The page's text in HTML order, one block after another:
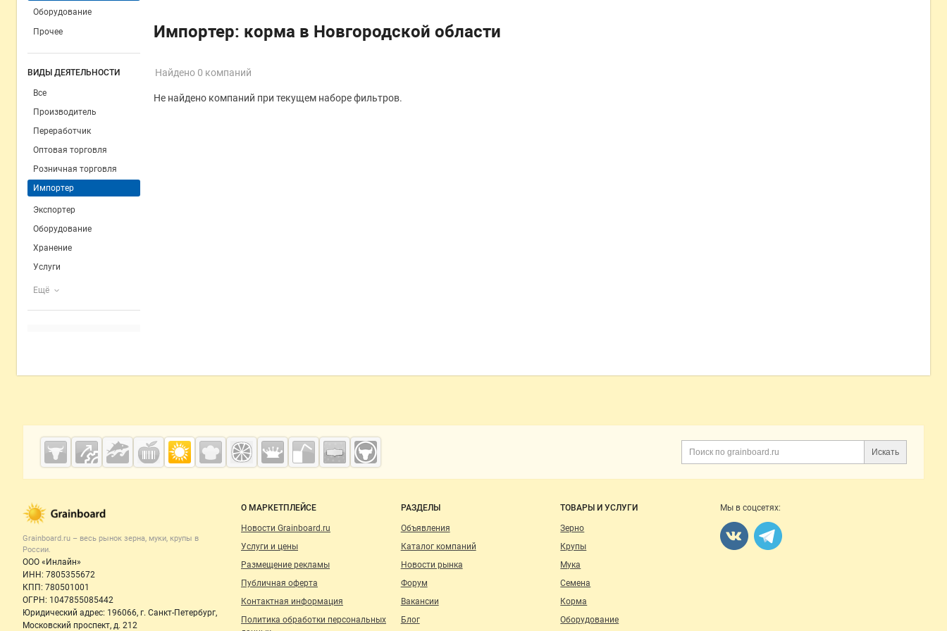
Оборудование
Прочее
ВИДЫ ДЕЯТЕЛЬНОСТИ
Все
Производитель
Переработчик
Оптовая торговля
Розничная торговля
Импортер
Экспортер
Оборудование
Хранение
Услуги
Ещё
Импортер: корма в Новгородской области
Найдено 0 компаний
Не найдено компаний при текущем наборе фильтров.
Дополнительная информация
Искать
Cсылки на полезные проекты
Grainboard.ru
Важные разделы и контакты
Grainboard.ru – весь рынок зерна, муки, крупы в
России.
ООО «Инлайн»
ИНН: 7805355672
КПП: 780501001
ОГРН: 1047855085442
Юридический адрес: 196066, г. Санкт-Петербург,
Московский проспект, д. 212
Навигация по сайту
О МАРКЕТПЛЕЙСЕ
Новости Grainboard.ru
Услуги и цены
Размещение рекламы
Публичная оферта
Контактная информация
Политика обработки персональных
РАЗДЕЛЫ
Объявления
Каталог компаний
Новости рынка
Форум
Вакансии
Блог
ТОВАРЫ И УСЛУГИ
Зерно
Крупы
Мука
Семена
Корма
Оборудование
Мы в соцсетях: